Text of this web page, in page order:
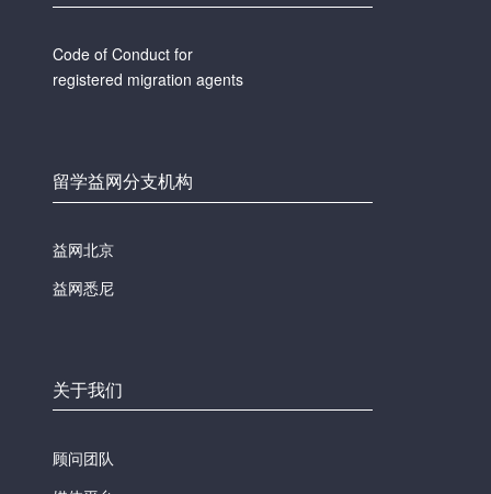
Code of Conduct for
registered migration agents
留学益网分支机构
益网北京
益网悉尼
关于我们
顾问团队